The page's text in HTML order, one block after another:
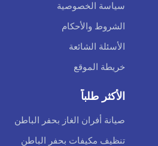
سياسة الخصوصية
الشروط والأحكام
الأسئلة الشائعة
خريطة الموقع
الأكثر طلباً
صيانة أفران الغاز بحفر الباطن
تنظيف مكيفات بحفر الباطن